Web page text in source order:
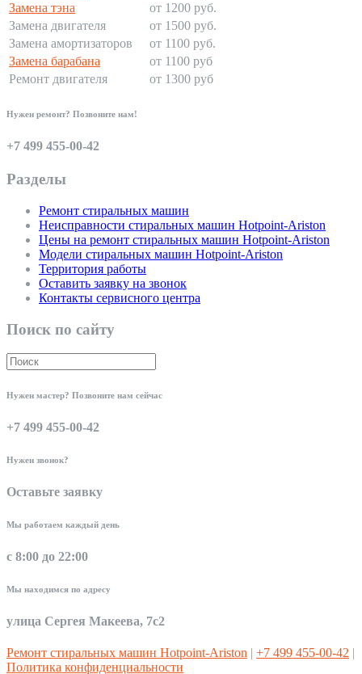
Замена тэна
от 1200 руб.
Замена двигателя
от 1500 руб.
Замена амортизаторов
от 1100 руб.
Замена барабана
от 1100 руб
Ремонт двигателя
от 1300 руб
Нужен ремонт? Позвоните нам!
+7 499 455-00-42
Разделы
Ремонт стиральных машин
Неисправности стиральных машин Hotpoint-Ariston
Цены на ремонт стиральных машин Hotpoint-Ariston
Модели стиральных машин Hotpoint-Ariston
Территория работы
Оставить заявку на звонок
Контакты сервисного центра
Поиск по сайту
Нужен мастер? Позвоните нам сейчас
+7 499 455-00-42
Нужен звонок?
Оставьте заявку
Мы работаем каждый день
с 8:00 до 22:00
Мы находимся по адресу
улица Сергея Макеева, 7с2
Ремонт стиральных машин Hotpoint-Ariston | +7 499 455-00-42 |
Политика конфиденциальности